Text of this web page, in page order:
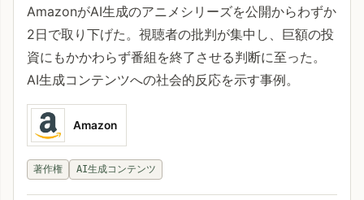
AmazonがAI生成のアニメシリーズを公開からわずか
2日で取り下げた。視聴者の批判が集中し、巨額の投
資にもかかわらず番組を終了させる判断に至った。
AI生成コンテンツへの社会的反応を示す事例。
Amazon
著作権 AI生成コンテンツ